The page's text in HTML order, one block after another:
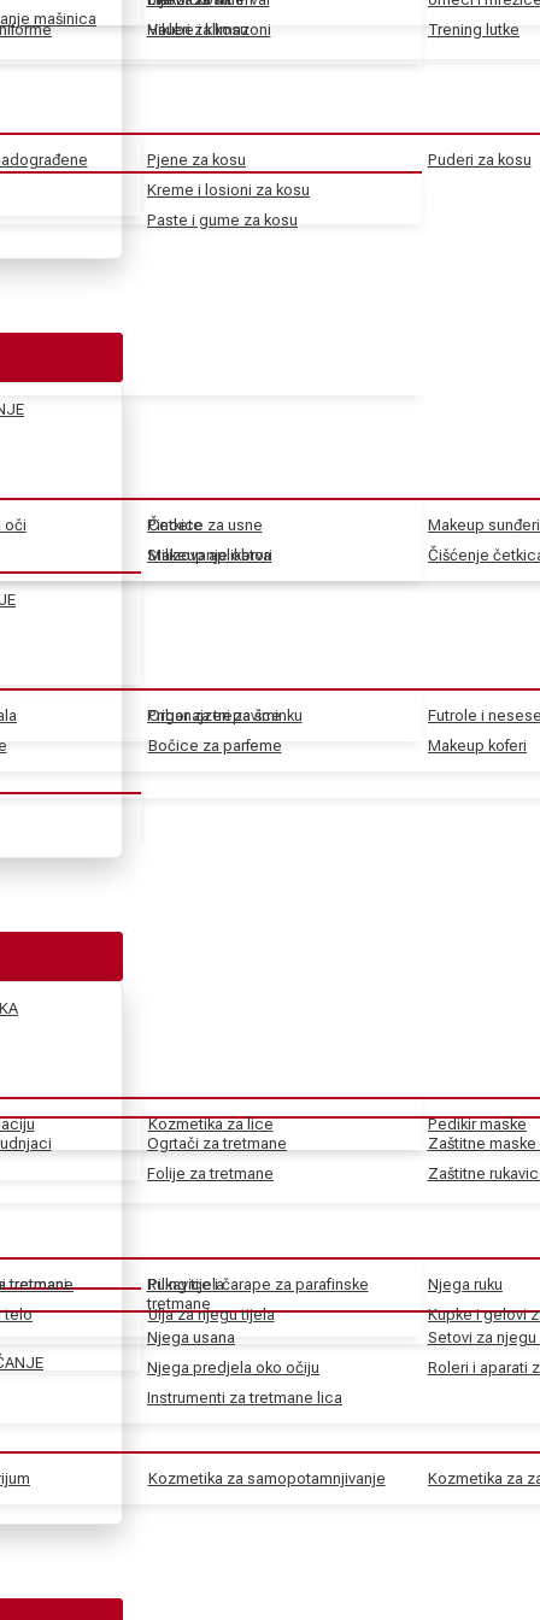
mašinica
Haube i klimazoni
Pjene za kosu
Kreme i losioni za kosu
Paste i gume za kosu
Puderi za kosu
Vikleri za kosu
Trening lutke
oči
Pincete
Stilizovanje obrva
Pribor za trepavice
Četkice za usne
Makeup aplikatori
Makeup sunđeri
Čišćenje
Organajzeri za šminku
Bočice za parfeme
Futrole i
Makeup koferi
tretmane
Rukavice i čarape za parafinske
tretmane
Ogrtači za tretmane
Folije za tretmane
Zaštitne
Zaštitne
Njega usana
Njega predjela oko očiju
Instrumenti za tretmane lica
Setovi za njegu
Roleri i aparati
Kozmetika za lice Pedikir maske
tretmani
telo
Piling tijela
Ulja za njegu tijela
Njega ruku
Kupke i gelovi
Kozmetika za samopotamnjivanje Kozmetika za